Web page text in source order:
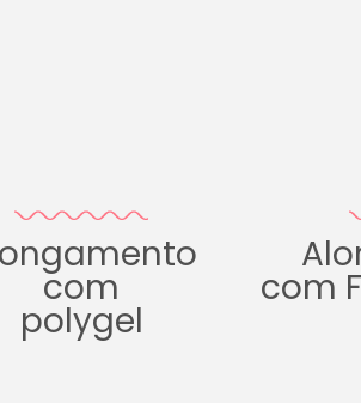
com
polygel
com